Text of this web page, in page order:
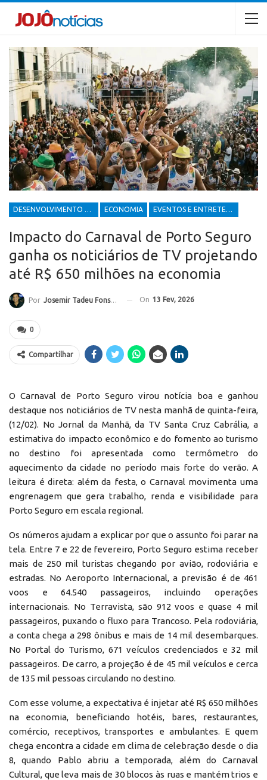
DESENVOLVIMENTO ECONÔMICO E SOCIAL ECONOMIA EVENTOS E ENTRETENIMENTOS
Impacto do Carnaval de Porto Seguro
ganha os noticiários de TV projetando
até R$ 650 milhões na economia
Por Josemir Tadeu Fonseca On 13 Fev, 2026
0
Compartilhar
O Carnaval de Porto Seguro virou notícia boa e ganhou
destaque nos noticiários de TV nesta manhã de quinta-feira,
(12/02). No Jornal da Manhã, da TV Santa Cruz Cabrália, a
estimativa do impacto econômico e do fomento ao turismo
no destino foi apresentada como termômetro do
aquecimento da cidade no período mais forte do verão. A
leitura é direta: além da festa, o Carnaval movimenta uma
engrenagem que gera trabalho, renda e visibilidade para
Porto Seguro em escala regional.
Os números ajudam a explicar por que o assunto foi parar na
tela. Entre 7 e 22 de fevereiro, Porto Seguro estima receber
mais de 250 mil turistas chegando por avião, rodoviária e
estradas. No Aeroporto Internacional, a previsão é de 461
voos e 64.540 passageiros, incluindo operações
internacionais. No Terravista, são 912 voos e quase 4 mil
passageiros, puxando o fluxo para Trancoso. Pela rodoviária,
a conta chega a 298 ônibus e mais de 14 mil desembarques.
No Portal do Turismo, 671 veículos credenciados e 32 mil
passageiros. De carro, a projeção é de 45 mil veículos e cerca
de 135 mil pessoas circulando no destino.
Com esse volume, a expectativa é injetar até R$ 650 milhões
na economia, beneficiando hotéis, bares, restaurantes,
comércio, receptivos, transportes e ambulantes. E quem
chega encontra a cidade em clima de celebração desde o dia
8, quando Pablo abriu a temporada, além do Carnaval
Cultural, que leva mais de 30 blocos às ruas e mantém trios e